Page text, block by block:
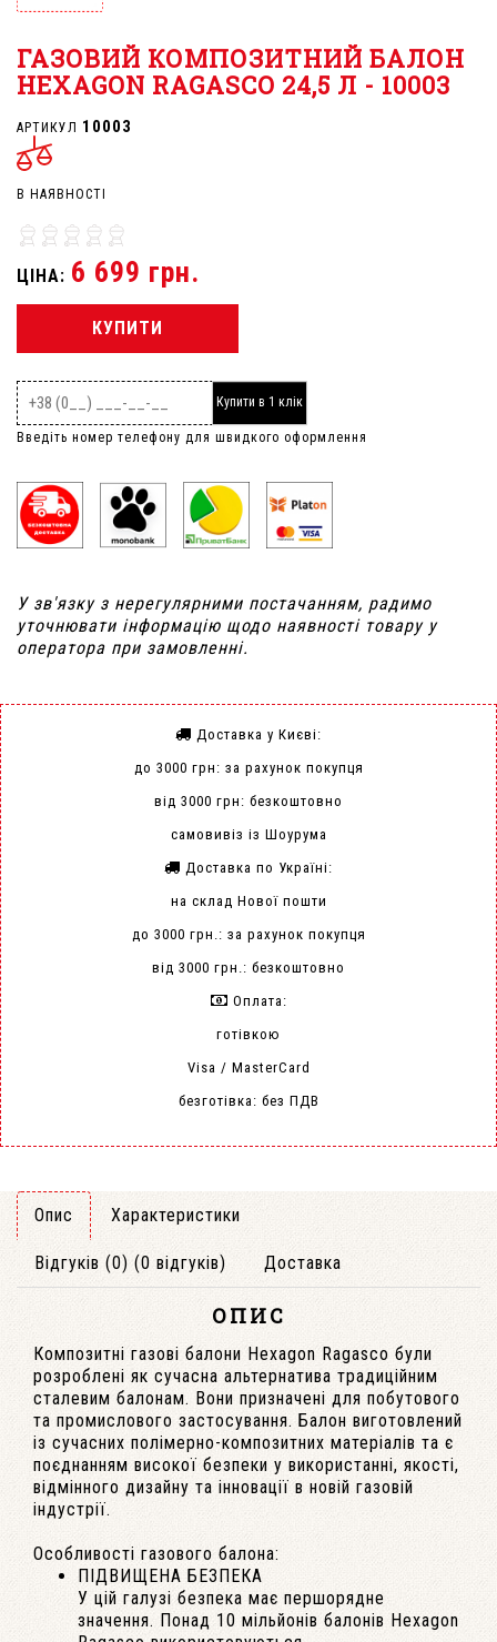
ГАЗОВИЙ КОМПОЗИТНИЙ БАЛОН
HEXAGON RAGASCO 24,5 Л - 10003
АРТИКУЛ 10003
В НАЯВНОСТІ
ЦІНА: 6 699 грн.
КУПИТИ
Купити в 1 клік
Введіть номер телефону для швидкого оформлення
У зв'язку з нерегулярними постачанням, радимо
уточнювати інформацію щодо наявності товару у
оператора при замовленні.
Доставка у Києві:
до 3000 грн: за рахунок покупця
від 3000 грн: безкоштовно
самовивіз із Шоурума
Доставка по Україні:
на склад Нової пошти
до 3000 грн.: за рахунок покупця
від 3000 грн.: безкоштовно
Оплата:
готівкою
Visa / MasterCard
безготівка: без ПДВ
Опис Характеристики
Відгуків (0) (0 відгуків) Доставка
ОПИС
Композитні газові балони Hexagon Ragasco були
розроблені як сучасна альтернатива традиційним
сталевим балонам. Вони призначені для побутового
та промислового застосування. Балон виготовлений
із сучасних полімерно-композитних матеріалів та є
поєднанням високої безпеки у використанні, якості,
відмінного дизайну та інновації в новій газовій
індустрії.
Особливості газового балона:
ПІДВИЩЕНА БЕЗПЕКА
У цій галузі безпека має першорядне
значення. Понад 10 мільйонів балонів Hexagon